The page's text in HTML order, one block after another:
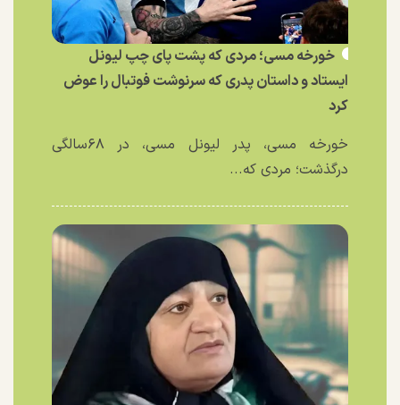
خورخه مسی؛ مردی که پشت پای چپ لیونل
ایستاد و داستان پدری که سرنوشت فوتبال را عوض
کرد
خورخه مسی، پدر لیونل مسی، در ۶۸سالگی
درگذشت؛ مردی که...